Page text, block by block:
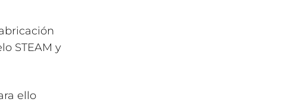
STEAM y
ello